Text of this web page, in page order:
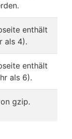
enthält
als 4).
enthält
als 6).
gzip.